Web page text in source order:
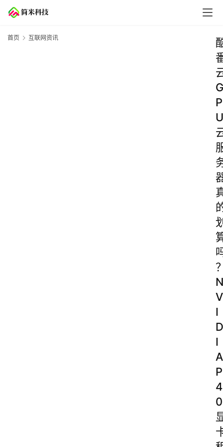
首页 互联网资讯
G
P
U
N
V
I
D
I
A
P
4
0